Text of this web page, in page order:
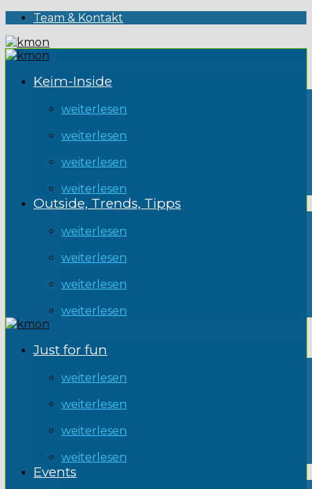
Team & Kontakt
Keim-Inside
weiterlesen
weiterlesen
weiterlesen
weiterlesen
Outside, Trends, Tipps
weiterlesen
weiterlesen
weiterlesen
weiterlesen
Just for fun
weiterlesen
weiterlesen
weiterlesen
weiterlesen
Events